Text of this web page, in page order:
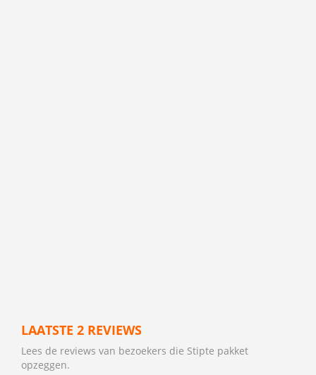
LAATSTE 2 REVIEWS
Lees de reviews van bezoekers die Stipte pakket
opzeggen.